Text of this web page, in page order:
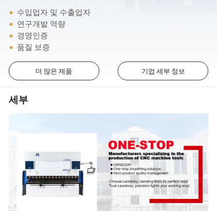
수입업자 및 수출업자
연구개발 역량
경영인증
품질 보증
더 많은 제품 기업 세부 정보
세부